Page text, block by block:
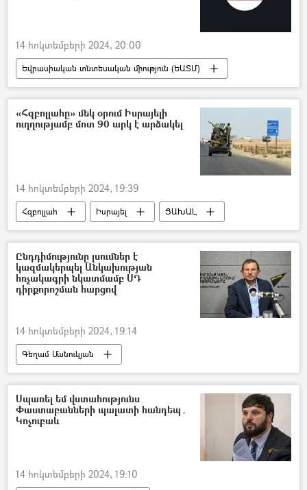
14 հոկտեմբերի 2024, 20:00
Եվրասիական տնտեսական միություն (ԵԱՏՄ)
Հայաստան և ԵԱՏՄ
արդյունաբերություն
Ոսկի
արտահանում
Ինֆոգրաֆիկա
«Հզբոլլահը» մեկ օրում Իսրայելի
ուղղությամբ մոտ 90 արկ է արձակել
14 հոկտեմբերի 2024, 19:39
Հզբոլլահ Իսրայել
ՑԱԽԱԼ
Բանակ
Լիբանան
Ընդդիմությունը լսումներ է
կազմակերպել Անկախության
հռչակագրի նկատմամբ ՍԴ
դիրքորոշման հարցով
14 հոկտեմբերի 2024, 19:14
Գեղամ Մանուկյան
Անկախության հռչակագիր
Սահմանադրական դատարան
ԱԺ (Ազգային ժողով)
Սպառել եմ վստահությունս
Փաստաբանների պալատի հանդեպ․
Կոչուբաև
14 հոկտեմբերի 2024, 19:10